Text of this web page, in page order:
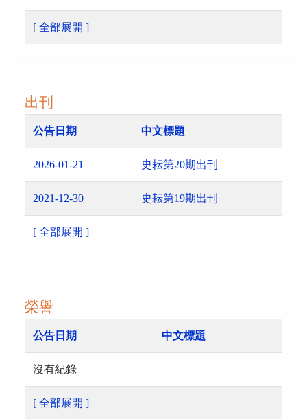
[ 全部展開 ]
出刊
公告日期 中文標題
2026-01-21 史耘第20期出刊
2021-12-30 史耘第19期出刊
[ 全部展開 ]
榮譽
公告日期 中文標題
沒有紀錄
[ 全部展開 ]